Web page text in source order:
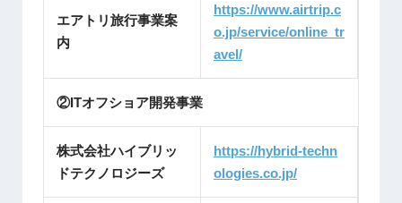
エアトリ旅行事業案
内
https://www.airtrip.c
o.jp/service/online_tr
avel/
②ITオフショア開発事業
株式会社ハイブリッ
ドテクノロジーズ
https://hybrid-techn
ologies.co.jp/